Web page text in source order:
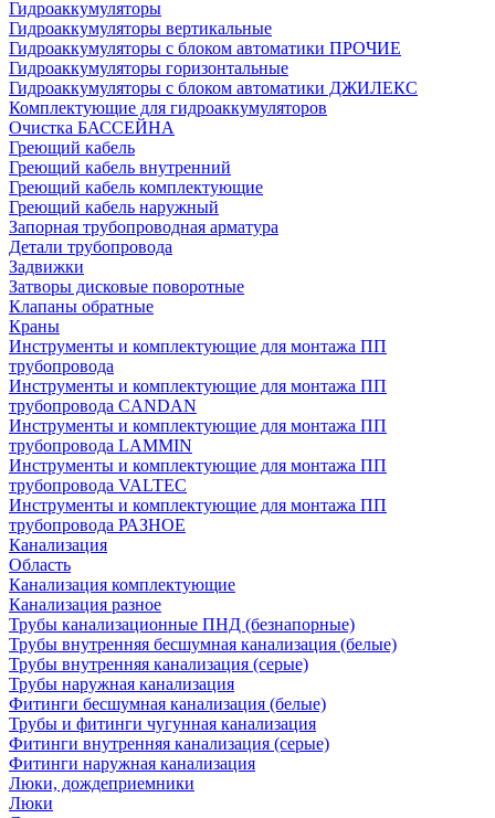
Гидроаккумуляторы
Гидроаккумуляторы вертикальные
Гидроаккумуляторы с блоком автоматики ПРОЧИЕ
Гидроаккумуляторы горизонтальные
Гидроаккумуляторы с блоком автоматики ДЖИЛЕКС
Комплектующие для гидроаккумуляторов
Очистка БАССЕЙНА
Греющий кабель
Греющий кабель внутренний
Греющий кабель комплектующие
Греющий кабель наружный
Запорная трубопроводная арматура
Детали трубопровода
Задвижки
Затворы дисковые поворотные
Клапаны обратные
Краны
Инструменты и комплектующие для монтажа ПП
трубопровода
Инструменты и комплектующие для монтажа ПП
трубопровода CANDAN
Инструменты и комплектующие для монтажа ПП
трубопровода LAMMIN
Инструменты и комплектующие для монтажа ПП
трубопровода VALTEC
Инструменты и комплектующие для монтажа ПП
трубопровода РАЗНОЕ
Канализация
Область
Канализация комплектующие
Канализация разное
Трубы канализационные ПНД (безнапорные)
Трубы внутренняя бесшумная канализация (белые)
Трубы внутренняя канализация (серые)
Трубы наружная канализация
Фитинги бесшумная канализация (белые)
Трубы и фитинги чугунная канализация
Фитинги внутренняя канализация (серые)
Фитинги наружная канализация
Люки, дождеприемники
Люки